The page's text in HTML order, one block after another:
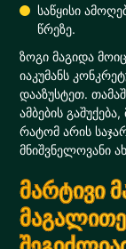
საწყისი
წრეზე.
ზოგი მაგიდა
იაკუმანს
დააზუსტეთ.
ამბების
რატომ არის
მნიშვნელოვანი
მარტივი